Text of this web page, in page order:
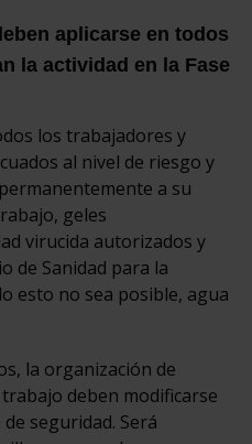
aplicarse en todos
la actividad en la Fase
los trabajadores y
al nivel de riesgo y
a su
geles
virucida autorizados y
de Sanidad para la
esto no sea posible, agua
la organización de
deben modificarse
seguridad. Será